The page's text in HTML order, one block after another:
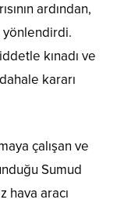
ardından,
kınadı ve
kararı
çalışan ve
Sumud
hava aracı